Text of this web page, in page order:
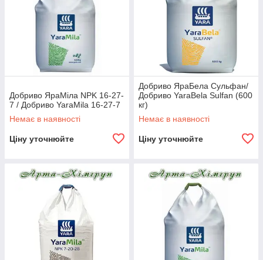
Добриво ЯраМіла NPK 16-27-
7 / Добриво YaraMila 16-27-7
Немає в наявності
Ціну уточнюйте
Добриво ЯраБела Сульфан/
Добриво YaraBela Sulfan (600
кг)
Немає в наявності
Ціну уточнюйте